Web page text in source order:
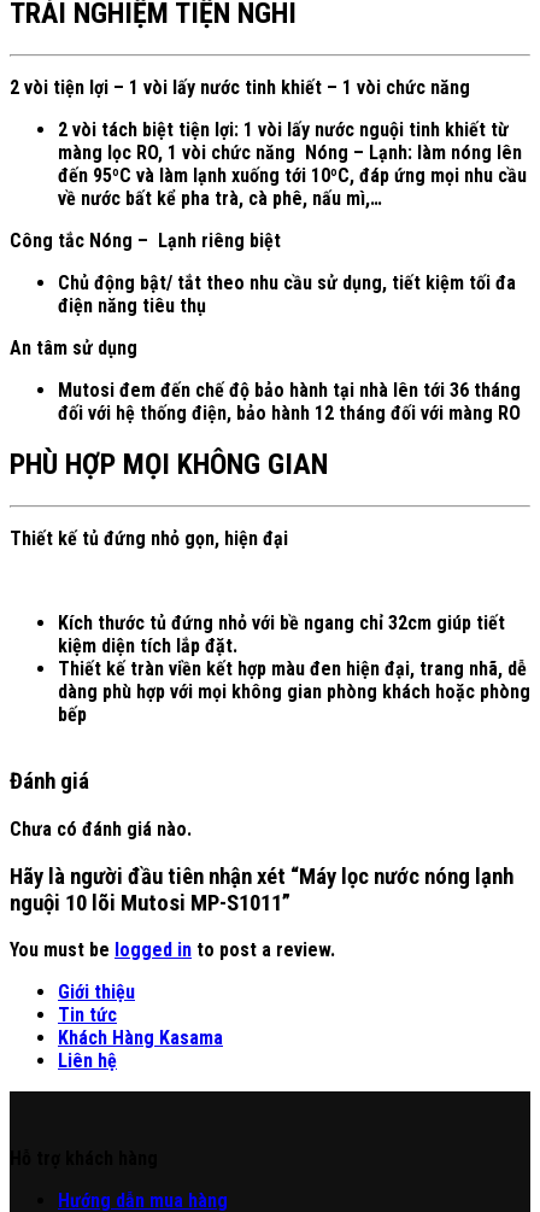
TRẢI NGHIỆM TIỆN NGHI
2 vòi tiện lợi – 1 vòi lấy nước tinh khiết – 1 vòi chức năng
2 vòi tách biệt tiện lợi: 1 vòi lấy nước nguội tinh khiết từ
màng lọc RO, 1 vòi chức năng Nóng – Lạnh: làm nóng lên
đến 95ºC và làm lạnh xuống tới 10ºC, đáp ứng mọi nhu cầu
về nước bất kể pha trà, cà phê, nấu mì,…
Công tắc Nóng – Lạnh riêng biệt
Chủ động bật/ tắt theo nhu cầu sử dụng, tiết kiệm tối đa
điện năng tiêu thụ
An tâm sử dụng
Mutosi đem đến chế độ bảo hành tại nhà lên tới 36 tháng
đối với hệ thống điện, bảo hành 12 tháng đối với màng RO
PHÙ HỢP MỌI KHÔNG GIAN
Thiết kế tủ đứng nhỏ gọn, hiện đại
Kích thước tủ đứng nhỏ với bề ngang chỉ 32cm giúp tiết
kiệm diện tích lắp đặt.
Thiết kế tràn viền kết hợp màu đen hiện đại, trang nhã, dễ
dàng phù hợp với mọi không gian phòng khách hoặc phòng
bếp
Đánh giá
Chưa có đánh giá nào.
Hãy là người đầu tiên nhận xét “Máy lọc nước nóng lạnh
nguội 10 lõi Mutosi MP-S1011”
You must be logged in to post a review.
Giới thiệu
Tin tức
Khách Hàng Kasama
Liên hệ
Hướng dẫn mua hàng